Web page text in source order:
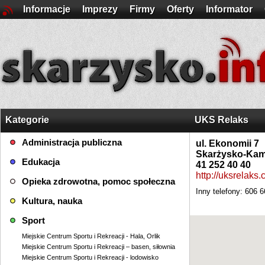
Informacje Imprezy Firmy Oferty Informator
Kategorie
Administracja publiczna
Edukacja
Opieka zdrowotna, pomoc społeczna
Kultura, nauka
Sport
Miejskie Centrum Sportu i Rekreacji - Hala, Orlik
Miejskie Centrum Sportu i Rekreacji – basen, siłownia
Miejskie Centrum Sportu i Rekreacji - lodowisko
UKS Relaks
ul. Ekonomii 7
Skarżysko-
41 252 40 40
http://
Inny telefony: 606